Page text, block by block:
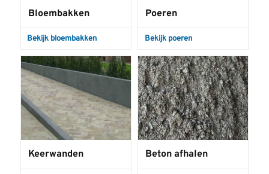
Bloembakken
Bekijk bloembakken
Poeren
Bekijk poeren
Keerwanden Beton afhalen